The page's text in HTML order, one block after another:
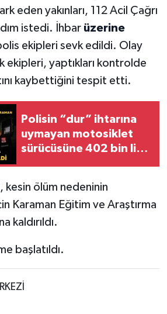
eden yakınları, 112 Acil Çağrı
istedi. İhbar üzerine
ekipleri sevk edildi. Olay
ekipleri, yaptıkları kontrolde
kaybettiğini tespit etti.
Polisin “dur” ihtarına
uymayan motosiklet
sürücüsüne 402 bin lira
ölüm nedeninin
Karaman Eğitim ve Araştırma
kaldırıldı.
başlatıldı.